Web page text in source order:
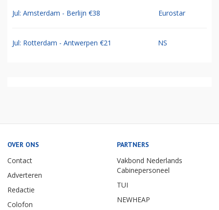
Jul: Amsterdam - Berlijn €38 Eurostar
Jul: Rotterdam - Antwerpen €21 NS
OVER ONS
Contact
Adverteren
Redactie
Colofon
PARTNERS
Vakbond Nederlands
Cabinepersoneel
TUI
NEWHEAP